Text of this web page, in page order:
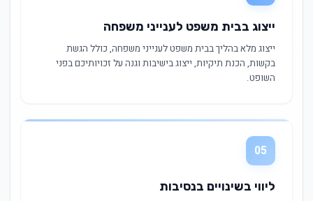
ייצוג בבית משפט לענייני משפחה
ייצוג מלא בהליך בבית משפט לענייני משפחה, כולל הגשת
בקשות, הכנת תיקיות, ייצוג בישיבות וגנה על זכויותיכם בפני
השופט.
05
ליווי בשינויים בנסיבות